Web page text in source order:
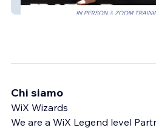
Michelle Adams PT
Chi siamo
WiX Wizards
We are a WiX Legend level